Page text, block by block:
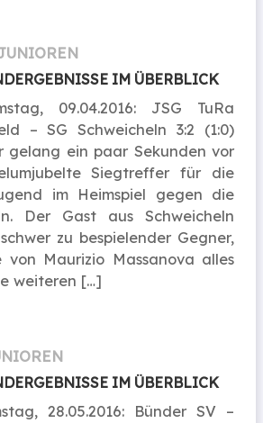
IM ÜBERBLICK
09.04.2016: JSG TuRa
– SG Schweicheln 3:2 (1:0)
gelang ein paar Sekunden vor
Siegtreffer für die
im Heimspiel gegen die
Der Gast aus Schweicheln
zu bespielender Gegner,
von Maurizio Massanova alles
weiteren […]
IM ÜBERBLICK
28.05.2016: Bünder SV –